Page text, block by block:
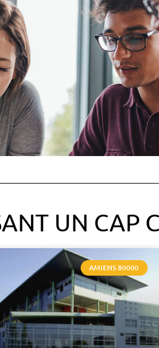
UN CAP
AMIENS 80000